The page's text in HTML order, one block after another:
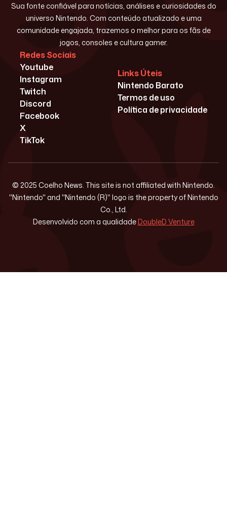
Sua fonte confiável para notícias, análises e curiosidades do
universo Nintendo. Com conteúdo atualizado e uma
comunidade engajada, trazemos o melhor para os fãs de
jogos, consoles e cultura gamer.
Redes Sociais
Youtube
Instagram
Twitch
Discord
Facebook
X
TikTok
Links Úteis
Nintendo Barato
Termos de uso
Política de privacidade
© 2025 Coelho News. This site is not affiliated with Nintendo.
"Nintendo" and "Nintendo (R)" logo is the property of Nintendo
Co., Ltd.
Desenvolvido com a qualidadeDoubleD Venture